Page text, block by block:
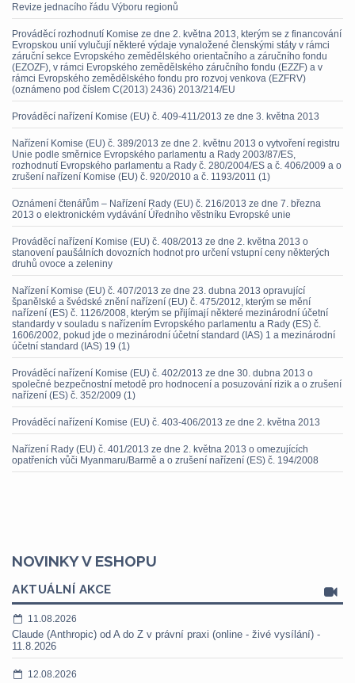
Revize jednacího řádu Výboru regionů
Prováděcí rozhodnutí Komise ze dne 2. května 2013, kterým se z financování
Evropskou unií vylučují některé výdaje vynaložené členskými státy v rámci
záruční sekce Evropského zemědělského orientačního a záručního fondu
(EZOZF), v rámci Evropského zemědělského záručního fondu (EZZF) a v
rámci Evropského zemědělského fondu pro rozvoj venkova (EZFRV)
(oznámeno pod číslem C(2013) 2436) 2013/214/EU
Prováděcí nařízení Komise (EU) č. 409-411/2013 ze dne 3. května 2013
Nařízení Komise (EU) č. 389/2013 ze dne 2. květnu 2013 o vytvoření registru
Unie podle směrnice Evropského parlamentu a Rady 2003/87/ES,
rozhodnutí Evropského parlamentu a Rady č. 280/2004/ES a č. 406/2009 a o
zrušení nařízení Komise (EU) č. 920/2010 a č. 1193/2011 (1)
Oznámení čtenářům – Nařízení Rady (EU) č. 216/2013 ze dne 7. března
2013 o elektronickém vydávání Úředního věstníku Evropské unie
Prováděcí nařízení Komise (EU) č. 408/2013 ze dne 2. května 2013 o
stanovení paušálních dovozních hodnot pro určení vstupní ceny některých
druhů ovoce a zeleniny
Nařízení Komise (EU) č. 407/2013 ze dne 23. dubna 2013 opravující
španělské a švédské znění nařízení (EU) č. 475/2012, kterým se mění
nařízení (ES) č. 1126/2008, kterým se přijímají některé mezinárodní účetní
standardy v souladu s nařízením Evropského parlamentu a Rady (ES) č.
1606/2002, pokud jde o mezinárodní účetní standard (IAS) 1 a mezinárodní
účetní standard (IAS) 19 (1)
Prováděcí nařízení Komise (EU) č. 402/2013 ze dne 30. dubna 2013 o
společné bezpečnostní metodě pro hodnocení a posuzování rizik a o zrušení
nařízení (ES) č. 352/2009 (1)
Prováděcí nařízení Komise (EU) č. 403-406/2013 ze dne 2. května 2013
Nařízení Rady (EU) č. 401/2013 ze dne 2. května 2013 o omezujících
opatřeních vůči Myanmaru/Barmě a o zrušení nařízení (ES) č. 194/2008
NOVINKY V ESHOPU
AKTUÁLNÍ AKCE
11.08.2026
Claude (Anthropic) od A do Z v právní praxi (online - živé vysílání) -
11.8.2026
12.08.2026